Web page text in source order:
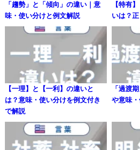
「趨勢」と「傾向」の違い｜意
味・使い分けと例文解説
【特有
いは？
【一理】と【一利】の違いと
は？意味・使い分けを例文付き
で解説
「過渡
や意味